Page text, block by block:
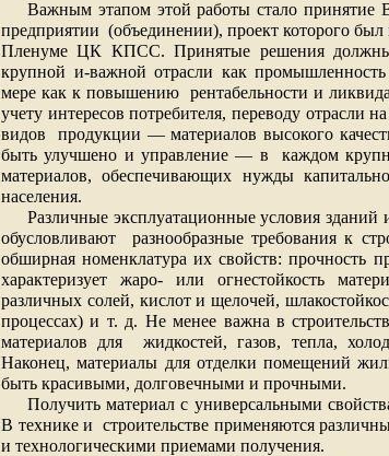
Важным этапом этой работы стало принятие
предприятии (объединении), проект которого
Пленуме ЦК КПСС. Принятые решения должны
крупной и-важной отрасли как
мере как к повышению рентабельности и
учету интересов потребителя, переводу отрасли на
видов
продукции — материалов высокого
быть улучшено и управление — в
каждом
материалов, обеспечивающих нужды
населения.
Различные эксплуатационные условия
обусловливают
разнообразные требования к
обширная номенклатура их свойств: прочность
характеризует жаро- или огнестойкость
различных солей, кислот и щелочей,
процессах) и т. д. Не менее важна в
материалов для
жидкостей, газов, тепла,
Наконец, материалы для отделки помещений
быть красивыми, долговечными и прочными.
Получить материал с универсальными
В технике и строительстве применяются
и технологическими приемами получения.